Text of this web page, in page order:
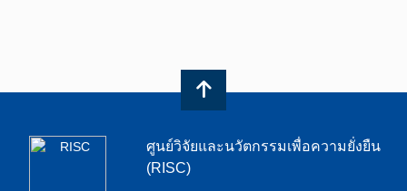
ศูนย์วิจัยและนวัตกรรมเพื่อความยั่งยืน
(RISC)